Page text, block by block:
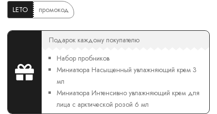
LETO промокод
Подарок каждому покупателю
Набор пробников
Миниатюра Насыщенный увлажняющий крем 3
мл
Миниатюра Интенсивно увлажняющий крем для
лица с арктической розой 6 мл